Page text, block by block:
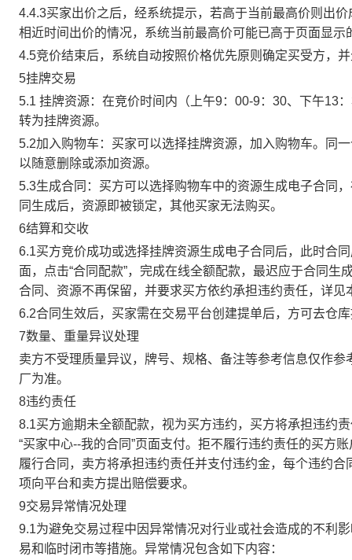
4.4.3买家出价之后，经系统提示，若高于当前最高价则出
相近时间出价的情况，系统当前最高价可能已高于页面显示
4.5竞价结束后，系统自动按照价格优先原则确定买受方，
5挂牌交易
5.1 挂牌资源：在竞价时间内（上午9：00-9：30、下午13
转为挂牌资源。
5.2加入购物车：买家可以选择挂牌资源，加入购物车。同
以随意删除或添加资源。
5.3生成合同：买方可以选择购物车中的资源生成电子合同
同生成后，资源即被锁定，其他买家无法购买。
6结算和交收
6.1买方竞价成功或选择挂牌资源生成电子合同后，此时合
面，点击“合同配款”，完成在线全额配款，最迟应于合同
合同、资源不再保留，并要求买方依约承担违约责任，详见
6.2合同生效后，买家需在交易平台创建提单后，方可去仓
7数量、重量异议处理
卖方不受理质量异议，牌号、规格、备注等参考信息仅作
厂为准。
8违约责任
8.1买方逾期未全额配款，视为买方违约，买方将承担违约
“买家中心--我的合同”页面支付。拒不履行违约责任的买方
履行合同，卖方将承担违约责任并支付违约金，每个违约
项向平台和卖方提出赔偿要求。
9交易异常情况处理
9.1为避免交易过程中因异常情况对行业或社会造成的不利
易和临时闭市等措施。异常情况包含如下内容：